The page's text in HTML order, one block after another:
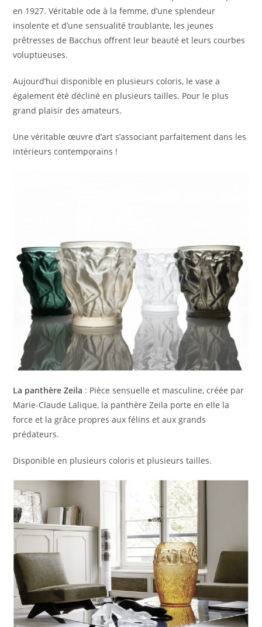
en 1927. Véritable ode à la femme, d’une splendeur
insolente et d’une sensualité troublante, les jeunes
prêtresses de Bacchus offrent leur beauté et leurs courbes
voluptueuses.
Aujourd’hui disponible en plusieurs coloris, le vase a
également été décliné en plusieurs tailles. Pour le plus
grand plaisir des amateurs.
Une véritable œuvre d’art s’associant parfaitement dans les
intérieurs contemporains !
La panthère Zeila : Pièce sensuelle et masculine, créée par
Marie-Claude Lalique, la panthère Zeila porte en elle la
force et la grâce propres aux félins et aux grands
prédateurs.
Disponible en plusieurs coloris et plusieurs tailles.